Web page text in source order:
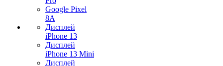
Google Pixel
8A
Дисплей
iPhone 13
Дисплей
iPhone 13 Mini
Дисплей